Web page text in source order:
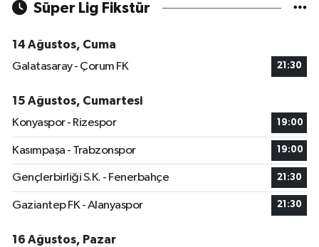
Süper Lig Fikstür
14 Ağustos, Cuma
Galatasaray - Çorum FK
21:30
15 Ağustos, Cumartesi
Konyaspor - Rizespor
19:00
Kasımpaşa - Trabzonspor 19:00
Gençlerbirliği S.K. - Fenerbahçe 21:30
Gaziantep FK - Alanyaspor 21:30
16 Ağustos, Pazar